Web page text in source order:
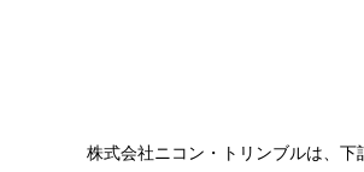
株式会社ニコン・トリンブルは、下